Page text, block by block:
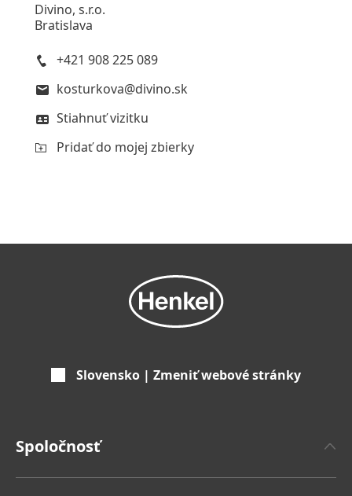
Divino, s.r.o.
Bratislava
+421 908 225 089
kosturkova@divino.sk
Stiahnuť vizitku
Pridať do mojej zbierky
Slovensko | Zmeniť webové stránky
Spoločnosť